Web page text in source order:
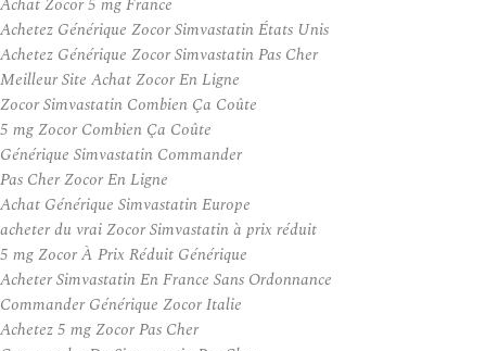
Achetez Générique Zocor Simvastatin États Unis
Achetez Générique Zocor Simvastatin Pas Cher
Meilleur Site Achat Zocor En Ligne
Zocor Simvastatin Combien Ça Coûte
5 mg Zocor Combien Ça Coûte
Générique Simvastatin Commander
Pas Cher Zocor En Ligne
Achat Générique Simvastatin Europe
acheter du vrai Zocor Simvastatin à prix réduit
5 mg Zocor À Prix Réduit Générique
Acheter Simvastatin En France Sans Ordonnance
Commander Générique Zocor Italie
Achetez 5 mg Zocor Pas Cher